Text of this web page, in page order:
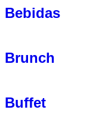
Bebidas
Brunch
Buffet